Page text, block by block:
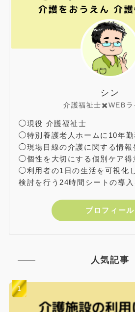
シン
介護福祉士✖️WEBラ
◯現役 介護福祉士
◯特別養護老人ホームに10年勤
◯現場目線の介護に関する情報
◯個性を大切にする個別ケア得
◯利用者の1日の生活を可視化
検討を行う24時間シートの導
プロフィール
人気記事